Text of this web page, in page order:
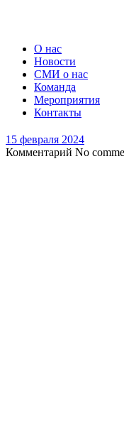
О нас
Новости
СМИ о нас
Команда
Мероприятия
Контакты
15 февраля 2024
Комментарий No